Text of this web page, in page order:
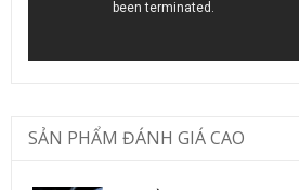
SẢN PHẨM ĐÁNH GIÁ CAO